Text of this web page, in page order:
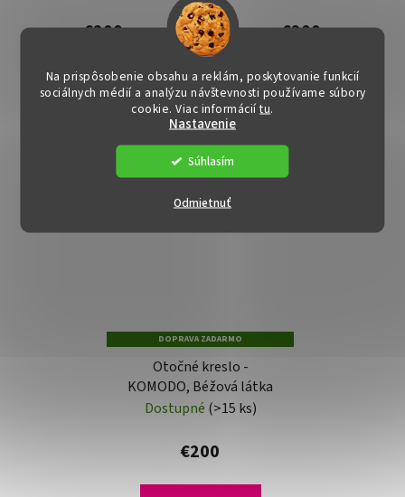
Na prispôsobenie obsahu a reklám, poskytovanie funkcií
sociálnych médií a analýzu návštevnosti používame súbory
cookie. Viac informáciítu.
Nastavenie
Odmietnuť
Súhlasím
€200
DO KOŠÍKA
€200
DO KOŠÍKA
DOPRAVA ZADARMO
Otočné kreslo -
KOMODO, Béžová látka
Dostupné (>15 ks)
€200